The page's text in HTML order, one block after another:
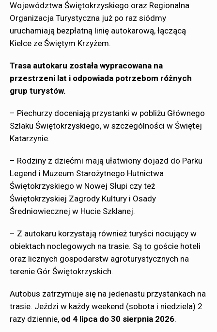
Województwa Świętokrzyskiego oraz Regionalna
Organizacja Turystyczna już po raz siódmy
uruchamiają bezpłatną linię autokarową, łączącą
Kielce ze Świętym Krzyżem.
Trasa autokaru została wypracowana na
przestrzeni lat i odpowiada potrzebom różnych
grup turystów.
– Piechurzy doceniają przystanki w pobliżu Głównego
Szlaku Świętokrzyskiego, w szczególności w Świętej
Katarzynie.
– Rodziny z dziećmi mają ułatwiony dojazd do Parku
Legend i Muzeum Starożytnego Hutnictwa
Świętokrzyskiego w Nowej Słupi czy też
Świętokrzyskiej Zagrody Kultury i Osady
Średniowiecznej w Hucie Szklanej.
– Z autokaru korzystają również turyści nocujący w
obiektach noclegowych na trasie. Są to goście hoteli
oraz licznych gospodarstw agroturystycznych na
terenie Gór Świętokrzyskich.
Autobus zatrzymuje się na jedenastu przystankach na
trasie. Jeździ w każdy weekend (sobota i niedziela) 2
razy dziennie, od 4 lipca do 30 sierpnia 2026.